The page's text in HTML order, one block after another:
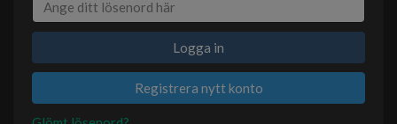
Logga in
Registrera nytt konto